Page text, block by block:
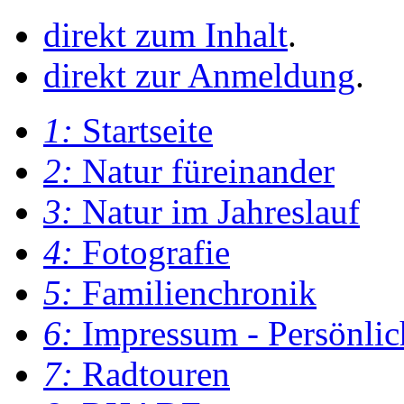
direkt zum Inhalt.
direkt zur Anmeldung.
1: Startseite
2: Natur füreinander
3: Natur im Jahreslauf
4: Fotografie
5: Familienchronik
6: Impressum -
7: Radtouren